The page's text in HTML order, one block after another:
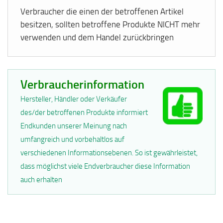
Verbraucher die einen der betroffenen Artikel
besitzen, sollten betroffene Produkte NICHT mehr
verwenden und dem Handel zurückbringen
Verbraucherinformation
Hersteller, Händler oder Verkäufer
des/der betroffenen Produkte informiert
Endkunden unserer Meinung nach
umfangreich und vorbehaltlos auf
verschiedenen Informationsebenen. So ist gewährleistet,
dass möglichst viele Endverbraucher diese Information
auch erhalten